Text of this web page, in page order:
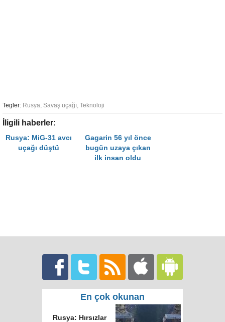
Tegler: Rusya, Savaş uçağı, Teknoloji
İligili haberler:
Rusya: MiG-31 avcı
uçağı düştü
Gagarin 56 yıl önce
bugün uzaya çıkan
ilk insan oldu
En çok okunan
Rusya: Hırsızlar